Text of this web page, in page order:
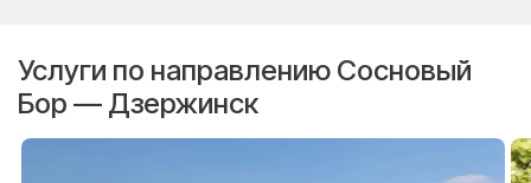
Услуги по направлению Сосновый
Бор — Дзержинск